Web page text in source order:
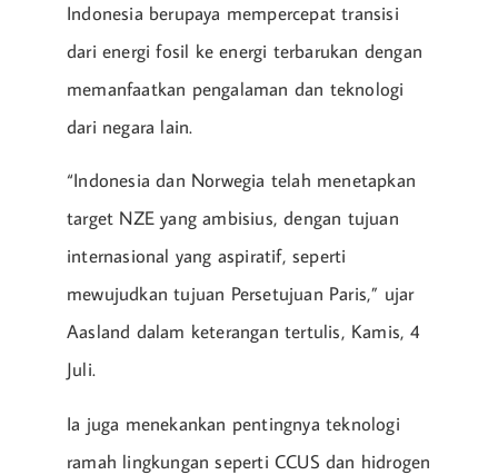
Indonesia berupaya mempercepat transisi
dari energi fosil ke energi terbarukan dengan
memanfaatkan pengalaman dan teknologi
dari negara lain.
“Indonesia dan Norwegia telah menetapkan
target NZE yang ambisius, dengan tujuan
internasional yang aspiratif, seperti
mewujudkan tujuan Persetujuan Paris,” ujar
Aasland dalam keterangan tertulis, Kamis, 4
Juli.
Ia juga menekankan pentingnya teknologi
ramah lingkungan seperti CCUS dan hidrogen